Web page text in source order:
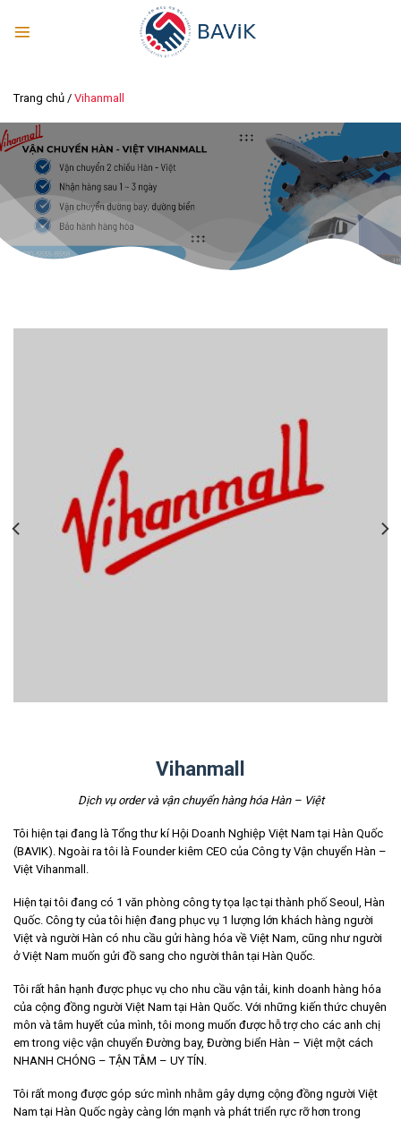
Trang chủ / Vihanmall
Vihanmall
Dịch vụ order và vận chuyển hàng hóa Hàn – Việt
Tôi hiện tại đang là Tổng thư kí Hội Doanh Nghiệp Việt Nam tại Hàn Quốc
(BAVIK). Ngoài ra tôi là Founder kiêm CEO của Công ty Vận chuyển Hàn –
Việt Vihanmall.
Hiện tại tôi đang có 1 văn phòng công ty tọa lạc tại thành phố Seoul, Hàn
Quốc. Công ty của tôi hiện đang phục vụ 1 lượng lớn khách hàng người
Việt và người Hàn có nhu cầu gửi hàng hóa về Việt Nam, cũng như người
ở Việt Nam muốn gửi đồ sang cho người thân tại Hàn Quốc.
Tôi rất hân hạnh được phục vụ cho nhu cầu vận tải, kinh doanh hàng hóa
của cộng đồng người Việt Nam tại Hàn Quốc. Với những kiến thức chuyên
môn và tâm huyết của mình, tôi mong muốn được hỗ trợ cho các anh chị
em trong việc vận chuyển Đường bay, Đường biển Hàn – Việt một cách
NHANH CHÓNG – TẬN TÂM – UY TÍN.
Tôi rất mong được góp sức mình nhằm gây dựng cộng đồng người Việt
Nam tại Hàn Quốc ngày càng lớn mạnh và phát triển rực rỡ hơn trong